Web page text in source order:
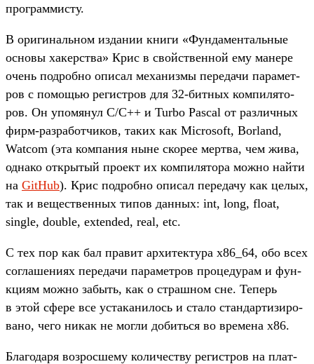
прог­раммис­ту.
В ори­гиналь­ном изда­нии кни­ги «Фун­дамен­таль­ные
осно­вы хакерс­тва» Крис в свой­ствен­ной ему манере
очень под­робно опи­сал механиз­мы переда­чи парамет­
ров с помощью регис­тров для 32-бит­ных ком­пилято­
ров. Он упо­мянул C/C++ и Turbo Pascal от раз­личных
фирм‑раз­работ­чиков, таких как Microsoft, Borland,
Watcom (эта ком­пания ныне ско­рее мер­тва, чем жива,
одна­ко откры­тый про­ект их ком­пилято­ра мож­но най­ти
на GitHub). Крис под­робно опи­сал переда­чу как целых,
так и вещес­твен­ных типов дан­ных: int, long, float,
single, double, extended, real, etc.
С тех пор как бал пра­вит архи­тек­тура x86_64, обо всех
сог­лашени­ях переда­чи парамет­ров про­цеду­рам и фун­
кци­ям мож­но забыть, как о страш­ном сне. Теперь
в этой сфе­ре все уста­кани­лось и ста­ло стан­дарти­зиро­
вано, чего никак не мог­ли добить­ся во вре­мена x86.
Бла­года­ря воз­росше­му количес­тву регис­тров на плат­